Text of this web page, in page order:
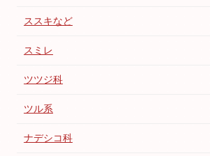
ススキなど
スミレ
ツツジ科
ツル系
ナデシコ科